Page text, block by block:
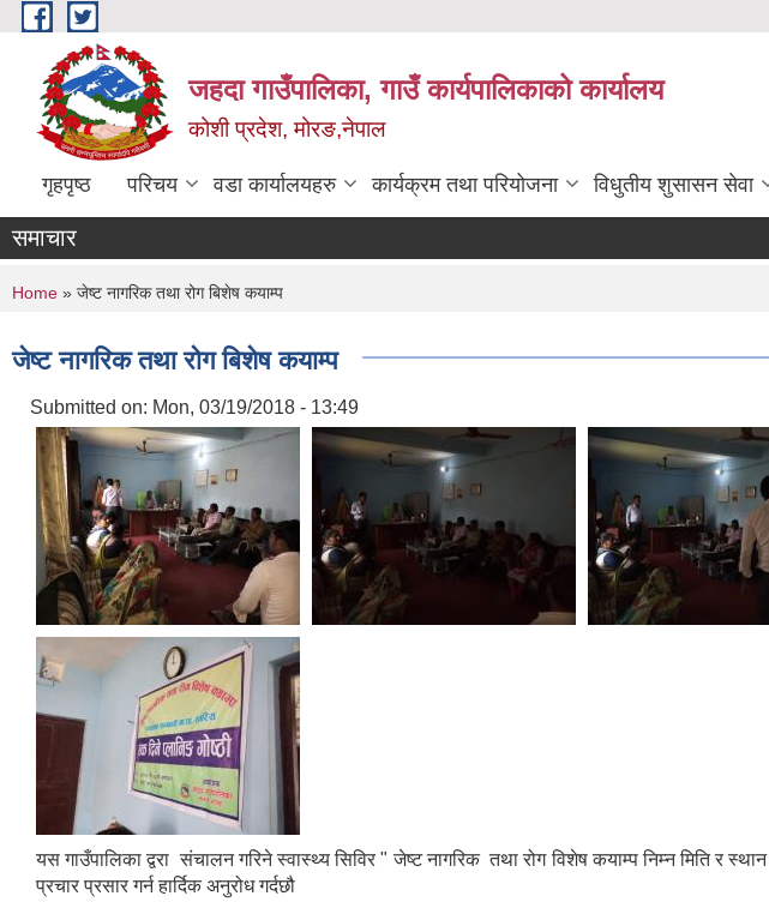
Skip to main content
जहदा गाउँपालिका, गाउँ कार्यपालिकाको कार्यालय
कोशी प्रदेश, मोरङ,नेपाल
गृहपृष्ठ परिचय वडा कार्यालयहरु कार्यक्रम तथा परियोजना विधुतीय शुसासन सेवा
समाचार
You are here
Home » जेष्ट नागरिक तथा रोग बिशेष कयाम्प
जेष्ट नागरिक तथा रोग बिशेष कयाम्प
Submitted on: Mon, 03/19/2018 - 13:49
यस गाउँपालिका द्वरा संचालन गरिने स्वास्थ्य सिविर " जेष्ट नागरिक तथा रोग विशेष कयाम्प निम्न मिति र
प्रचार प्रसार गर्न हार्दिक अनुरोध गर्दछौ